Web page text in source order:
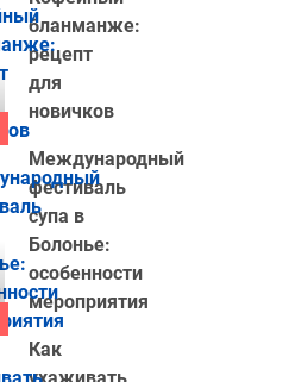
бланманже:
рецепт
для
новичков
Международный
фестиваль
супа в
Болонье:
особенности
мероприятия
Как